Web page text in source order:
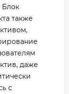
Блок
также
даже
с